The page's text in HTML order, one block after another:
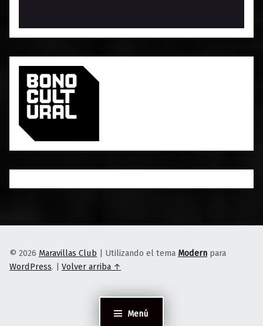
Menú
© 2026 Maravillas Club | Utilizando el tema Modern para
WordPress. | Volver arriba ↑